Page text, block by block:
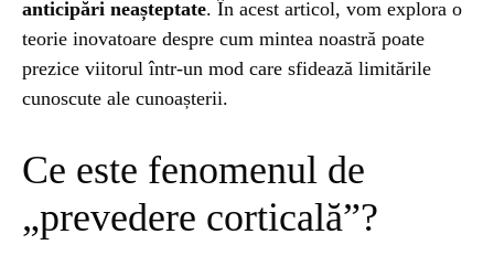
anticipări neașteptate. În acest articol, vom explora o
teorie inovatoare despre cum mintea noastră poate
prezice viitorul într-un mod care sfidează limitările
cunoscute ale cunoașterii.
Ce este fenomenul de
„prevedere corticală”?
INSTALEAZ
A
APLICATIA